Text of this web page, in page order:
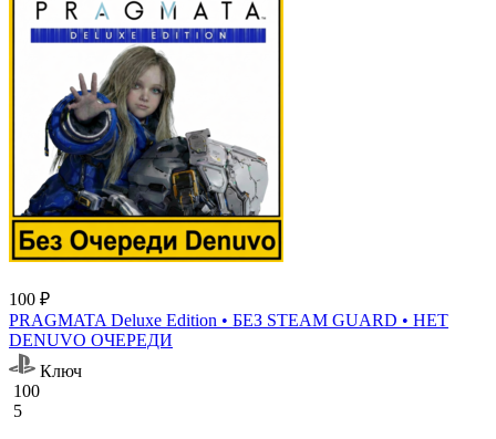
100 ₽
PRAGMATA Deluxe Edition • БЕЗ STEAM GUARD • НЕТ
DENUVO ОЧЕРЕДИ
Ключ
100
5